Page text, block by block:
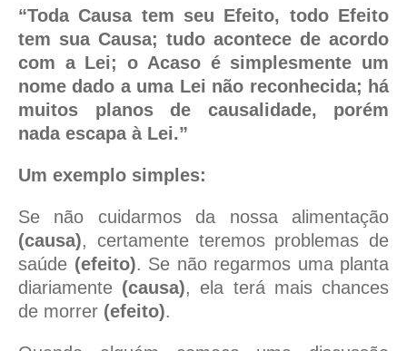
“Toda Causa tem seu Efeito, todo Efeito
tem sua Causa; tudo acontece de acordo
com a Lei; o Acaso é simplesmente um
nome dado a uma Lei não reconhecida; há
muitos planos de causalidade, porém
nada escapa à Lei.”
Um exemplo simples:
Se não cuidarmos da nossa alimentação
(causa), certamente teremos problemas de
saúde (efeito). Se não regarmos uma planta
diariamente (causa), ela terá mais chances
de morrer (efeito).